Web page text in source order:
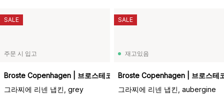
주문 시 입고
Broste Copenhagen | 브로스테코펜하겐
그라찌에 리넨 냅킨, grey
SALE
재고있음
Broste Copenhagen | 브로스테
그라찌에 리넨 냅킨, aubergine
SALE